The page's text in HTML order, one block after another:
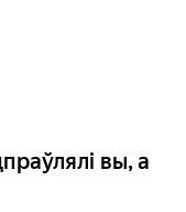
вы, а